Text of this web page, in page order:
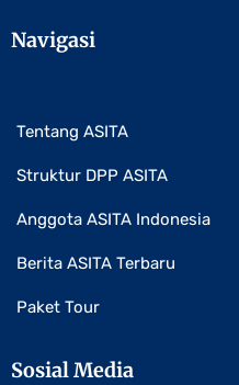
Navigasi
Tentang ASITA
Struktur DPP ASITA
Anggota ASITA Indonesia
Berita ASITA Terbaru
Paket Tour
Sosial Media